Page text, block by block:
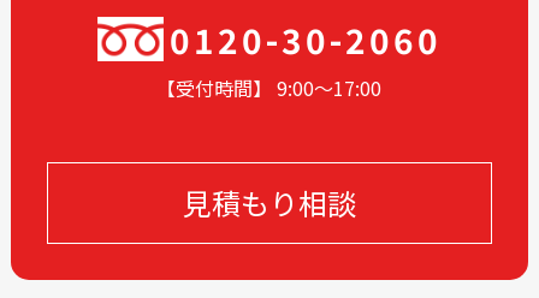
2024-02
2023-12
2023-11
2023-09
2023-06
2023-05
2023-03
2023-02
2023-01
2022-12
2022-11
0120-30-2060
【受付時間】 9:00〜17:00
見積もり相談